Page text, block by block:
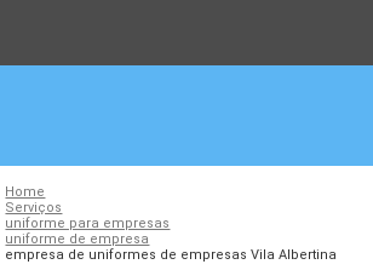
Home
Serviços
uniforme para empresas
uniforme de empresa
empresa de uniformes de empresas Vila Albertina